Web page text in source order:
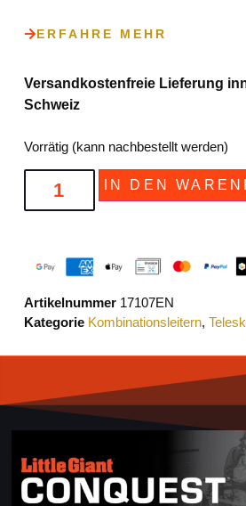
ERFAHRE MEHR
Versandkostenfreie Lieferung
Schweiz
Vorrätig (kann nachbestellt werden)
IN DEN
Artikelnummer 17107EN
Kategorie Kombinationsleitern,